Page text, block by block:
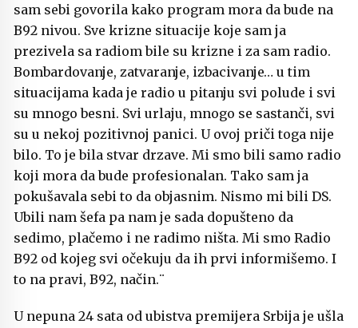
sam sebi govorila kako program mora da bude na
B92 nivou. Sve krizne situacije koje sam ja
prezivela sa radiom bile su krizne i za sam radio.
Bombardovanje, zatvaranje, izbacivanje… u tim
situacijama kada je radio u pitanju svi polude i svi
su mnogo besni. Svi urlaju, mnogo se sastanči, svi
su u nekoj pozitivnoj panici. U ovoj priči toga nije
bilo. To je bila stvar drzave. Mi smo bili samo radio
koji mora da bude profesionalan. Tako sam ja
pokušavala sebi to da objasnim. Nismo mi bili DS.
Ubili nam šefa pa nam je sada dopušteno da
sedimo, plačemo i ne radimo ništa. Mi smo Radio
B92 od kojeg svi očekuju da ih prvi informišemo. I
to na pravi, B92, način.¨
U nepuna 24 sata od ubistva premijera Srbija je ušla